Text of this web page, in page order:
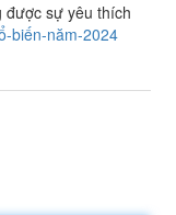
được sự yêu thích
biến-năm-2024